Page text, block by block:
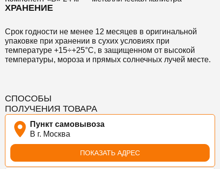
ХРАНЕНИЕ
Срок годности не менее 12 месяцев в оригинальной
упаковке при хранении в сухих условиях при
температуре +15÷+25°С, в защищенном от высокой
температуры, мороза и прямых солнечных лучей месте.
СПОСОБЫ
ПОЛУЧЕНИЯ ТОВАРА
Пункт самовывоза
В г. Москва
ПОКАЗАТЬ АДРЕС